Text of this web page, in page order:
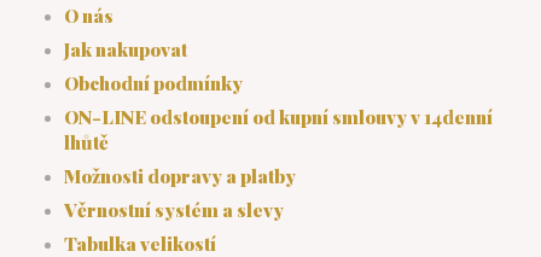
O nás
Jak nakupovat
Obchodní podmínky
ON-LINE odstoupení od kupní smlouvy v 14denní
lhůtě
Možnosti dopravy a platby
Věrnostní systém a slevy
Tabulka velikostí